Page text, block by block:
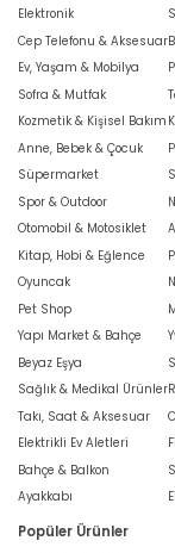
Elektronik
Cep Telefonu & Aksesuar
Ev, Yaşam & Mobilya
Sofra & Mutfak
Kozmetik & Kişisel Bakım
Anne, Bebek & Çocuk
Süpermarket
Spor & Outdoor
Otomobil & Motosiklet
Kitap, Hobi & Eğlence
Oyuncak
Pet Shop
Yapı Market & Bahçe
Beyaz Eşya
Sağlık & Medikal Ürünler
Takı, Saat & Aksesuar
Elektrikli Ev Aletleri
Bahçe & Balkon
Ayakkabı
Popüler Ürünler